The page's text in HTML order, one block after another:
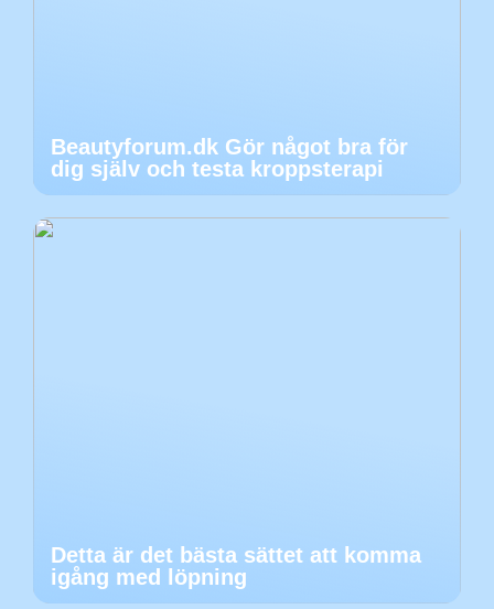
Beautyforum.dk Gör något bra för
dig själv och testa kroppsterapi
Detta är det bästa sättet att komma
igång med löpning